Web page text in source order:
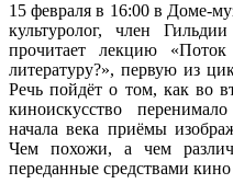
15 февраля в 16:00 в Доме-
культуролог, член
прочитает лекцию
литературу?», первую из
Речь пойдёт о том, как во
киноискусство
начала века приёмы
Чем похожи, а чем
переданные средствами